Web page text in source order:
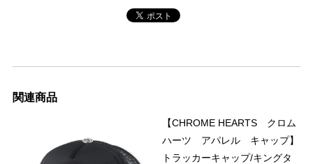
関連商品
【CHROME HEARTS クロム
ハーツ アパレル キャップ】
トラッカーキャップ/キングタ